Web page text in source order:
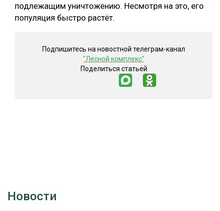
подлежащим уничтожению. Несмотря на это, его
популяция быстро растёт.
Подпишитесь на новостной телеграм-канал
"Лесной комплекс"
Поделиться статьей
Новости